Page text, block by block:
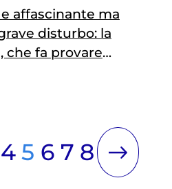
affascinante ma
disturbo: la
che fa provare
4 5 6 7 8